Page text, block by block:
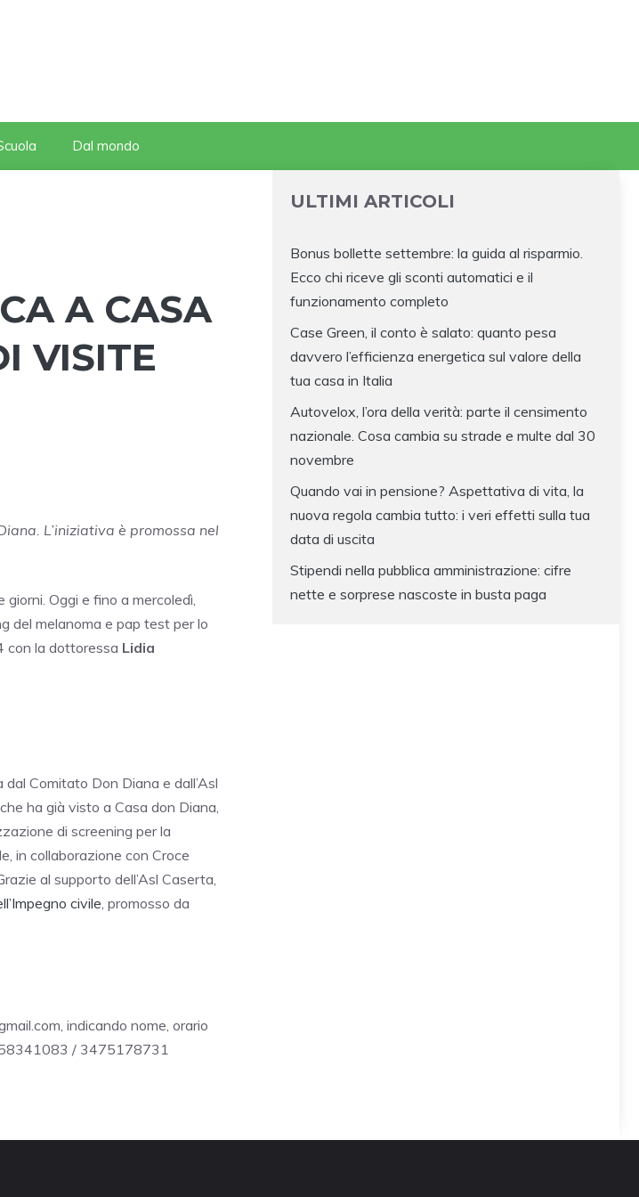
Dal mondo
A CASA
VISITE
L’iniziativa è promossa nel
Oggi e fino a mercoledì,
del melanoma e pap test per lo
con la dottoressa Lidia
Comitato Don Diana e dall’Asl
ha già visto a Casa don Diana,
di screening per la
in collaborazione con Croce
al supporto dell’Asl Caserta,
civile, promosso da
indicando nome, orario
/ 3475178731
ULTIMI ARTICOLI
Bonus bollette settembre: la guida al risparmio.
Ecco chi riceve gli sconti automatici e il
funzionamento completo
Case Green, il conto è salato: quanto pesa
davvero l’efficienza energetica sul valore della
tua casa in Italia
Autovelox, l’ora della verità: parte il censimento
nazionale. Cosa cambia su strade e multe dal 30
novembre
Quando vai in pensione? Aspettativa di vita, la
nuova regola cambia tutto: i veri effetti sulla tua
data di uscita
Stipendi nella pubblica amministrazione: cifre
nette e sorprese nascoste in busta paga